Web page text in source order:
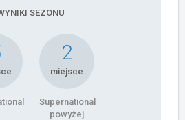
SEZONU
2
miejsce
Supernational
powyżej